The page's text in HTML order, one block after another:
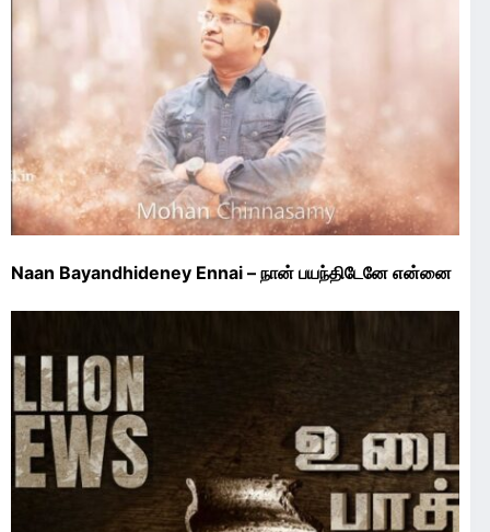
Naan Bayandhideney Ennai – நான் பயந்திடேனே என்னை